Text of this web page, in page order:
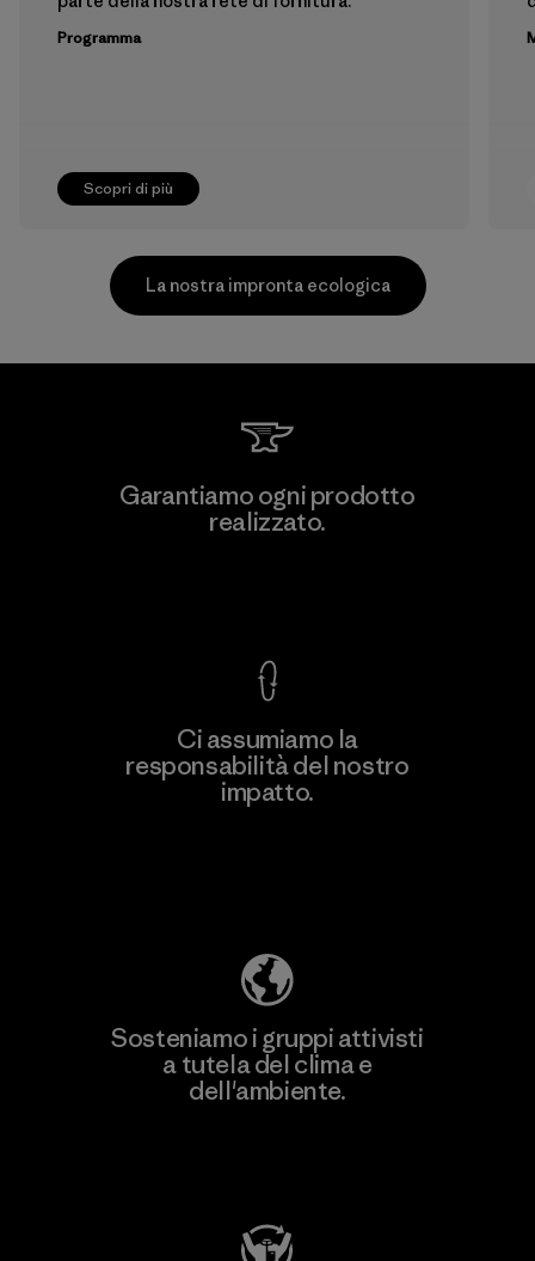
Scopri di più
Programma
Scopri di più
Youngone Namdinh Co., Ltd.
La nostra impronta ecologica
Garantiamo ogni prodotto
realizzato.
Ci assumiamo la
responsabilità del nostro
impatto.
Sosteniamo i gruppi attivisti
a tutela del clima e
dell'ambiente.